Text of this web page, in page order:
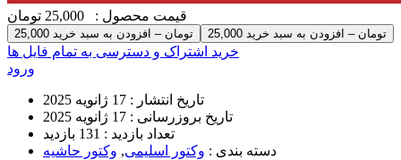
قیمت محصول : 25,000 تومان
25,000 تومان – افزودن به سبد خرید
خرید اشتراک و دسترسی به تمام فایل ها
ورود
تاریخ انتشار : 17 ژانویه 2025
تاریخ بروزرسانی : 17 ژانویه 2025
تعداد بازدید : 131 بازدید
دسته بندی : وکتور اسلیمی, وکتور حاشیه